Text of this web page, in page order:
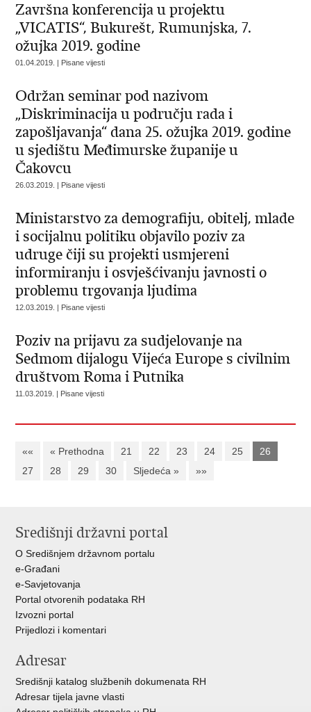
Završna konferencija u projektu
„VICATIS“, Bukurešt, Rumunjska, 7.
ožujka 2019. godine
01.04.2019. | Pisane vijesti
Održan seminar pod nazivom
„Diskriminacija u području rada i
zapošljavanja“ dana 25. ožujka 2019. godine
u sjedištu Međimurske županije u
Čakovcu
26.03.2019. | Pisane vijesti
Ministarstvo za demografiju, obitelj, mlade
i socijalnu politiku objavilo poziv za
udruge čiji su projekti usmjereni
informiranju i osvješćivanju javnosti o
problemu trgovanja ljudima
12.03.2019. | Pisane vijesti
Poziv na prijavu za sudjelovanje na
Sedmom dijalogu Vijeća Europe s civilnim
društvom Roma i Putnika
11.03.2019. | Pisane vijesti
«« « Prethodna 21 22 23 24 25
26
27
28 29 30 Sljedeća » »»
Središnji državni portal
O Središnjem državnom portalu
e-Građani
e-Savjetovanja
Portal otvorenih podataka RH
Izvozni portal
Prijedlozi i komentari
Adresar
Središnji katalog službenih dokumenata RH
Adresar tijela javne vlasti